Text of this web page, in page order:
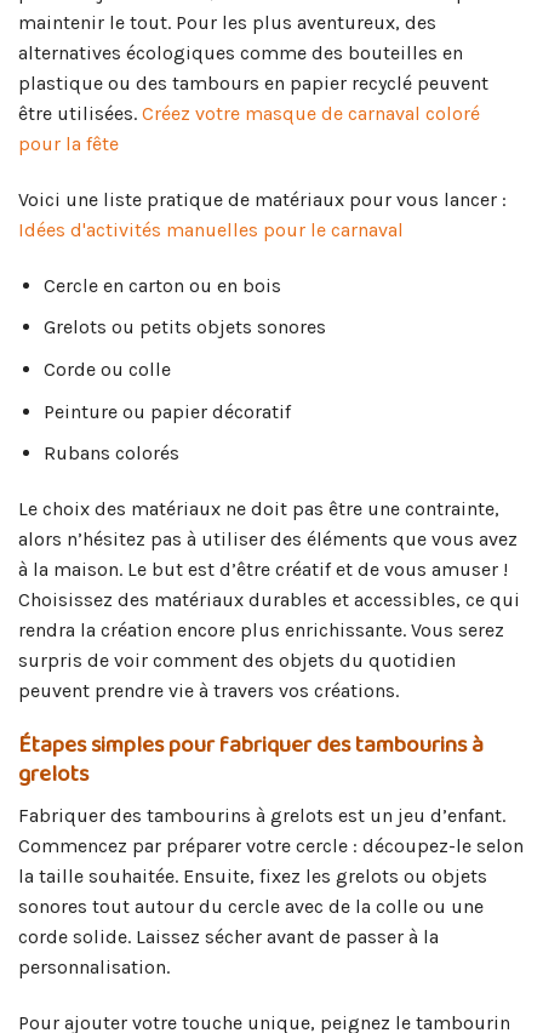
maintenir le tout. Pour les plus aventureux, des
alternatives écologiques comme des bouteilles en
plastique ou des tambours en papier recyclé peuvent
être utilisées. Créez votre masque de carnaval coloré
pour la fête
Voici une liste pratique de matériaux pour vous lancer :
Idées d'activités manuelles pour le carnaval
Cercle en carton ou en bois
Grelots ou petits objets sonores
Corde ou colle
Peinture ou papier décoratif
Rubans colorés
Le choix des matériaux ne doit pas être une contrainte,
alors n’hésitez pas à utiliser des éléments que vous avez
à la maison. Le but est d’être créatif et de vous amuser !
Choisissez des matériaux durables et accessibles, ce qui
rendra la création encore plus enrichissante. Vous serez
surpris de voir comment des objets du quotidien
peuvent prendre vie à travers vos créations.
Étapes simples pour fabriquer des tambourins à
grelots
Fabriquer des tambourins à grelots est un jeu d’enfant.
Commencez par préparer votre cercle : découpez-le selon
la taille souhaitée. Ensuite, fixez les grelots ou objets
sonores tout autour du cercle avec de la colle ou une
corde solide. Laissez sécher avant de passer à la
personnalisation.
Pour ajouter votre touche unique, peignez le tambourin